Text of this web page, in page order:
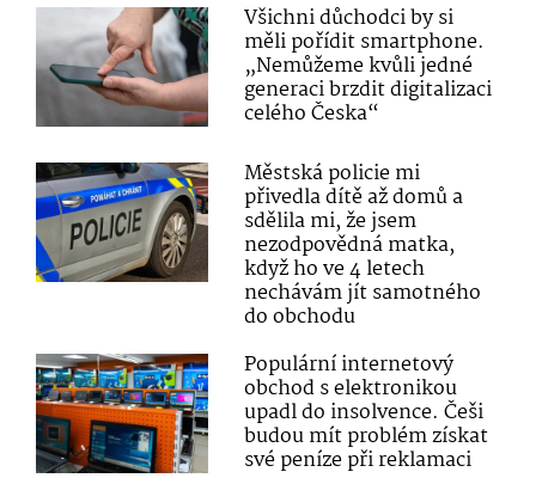
Všichni důchodci by si
měli pořídit smartphone.
„Nemůžeme kvůli jedné
generaci brzdit digitalizaci
celého Česka“
Městská policie mi
přivedla dítě až domů a
sdělila mi, že jsem
nezodpovědná matka,
když ho ve 4 letech
nechávám jít samotného
do obchodu
Populární internetový
obchod s elektronikou
upadl do insolvence. Češi
budou mít problém získat
své peníze při reklamaci